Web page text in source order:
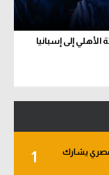
إلى إسبانيا
1
الـ 32.. والثلاثي المصري يشارك